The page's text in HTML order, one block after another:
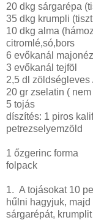
20 dkg sárgarépa
35 dkg krumpli
10 dkg alma
citromlé,só,bors
6 evőkanál majonéz
3 evőkanál tejföl
2,5 dl zöldségleves
20 gr zselatin (
5 tojás
díszítés: 1 piros
petrezselyemzöld
1 őzgerinc forma
folpack
1. A tojásokat 10
hűlni hagyjuk,
sárgarépát,